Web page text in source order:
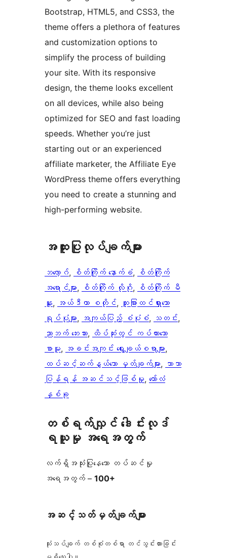
Bootstrap, HTML5, and CSS3, the
theme offers a plethora of features
and customization options to
simplify the process of building
your site. With its responsive
design, the theme looks excellent
on all devices, while also being
optimized for SEO and fast loading
speeds. Whether you’re just
starting out or an experienced
affiliate marketer, the Affiliate Eye
WordPress theme offers everything
you need to create a stunning and
high-performing website.
အ​ထူး​ပြု​လုပ်​ချက်​များ
ဘလော့ဂ်, စိတ်ကြိုက် နောက်ခံ,
စိတ်ကြိုက်
အရောင်များ, စိတ်ကြိုက် လိုဂို,
စိတ်ကြိုက် မီ
နူး, အယ်ဒီတာ စတိုင်, ထူးခြားထင်ရှားသော
ရုပ်ပုံများ, အကျယ်ပြည့် စံပုံစံ, သတင်း
ညာဘက် ဘေးဘား, ထိပ်ဆုံးတွင် ကပ်ထားသော
စာမူ, အခင်းအကျင်း ရွေးချယ်စရာများ
ထပ်ဆင့်ဆက်နွယ်သော မှတ်ချက်များ, ဘာသာ
ပြန်ရန် အဆင်သင့်ဖြစ်မှု, ကော်လံ
နှစ်ခု
တစ်ရက်လျှင် ဒေါင်းလုဒ်
ရယူမှု အရေအတွက်
လက်ရှိအသုံးပြုနေသော တပ်ဆင်မှု
အရေအတွက် – 100+
အဆင့်သတ်မှတ်ချက်များ
သုံးသပ်ချက် တစ်စုံတစ်ရာ တင်သွင်းထားခြင်း